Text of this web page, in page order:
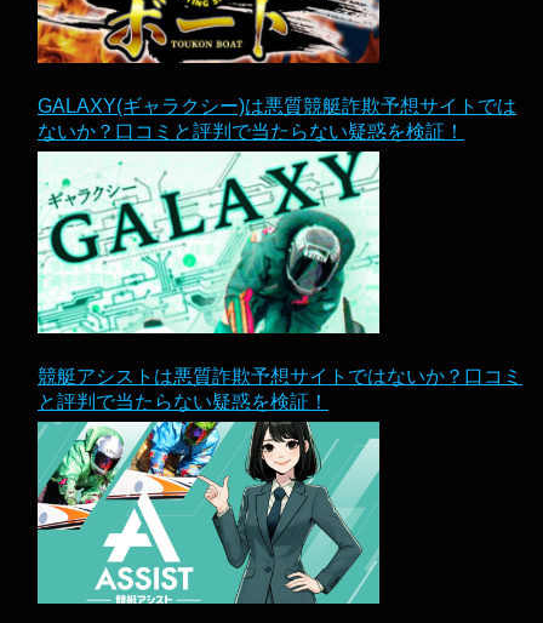
GALAXY(ギャラクシー)は悪質競艇詐欺予想サイトでは
ないか？口コミと評判で当たらない疑惑を検証！
競艇アシストは悪質詐欺予想サイトではないか？口コミ
と評判で当たらない疑惑を検証！